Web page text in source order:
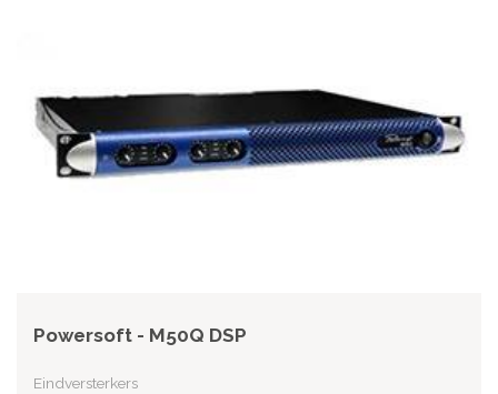
Powersoft - M50Q DSP
Eindversterkers